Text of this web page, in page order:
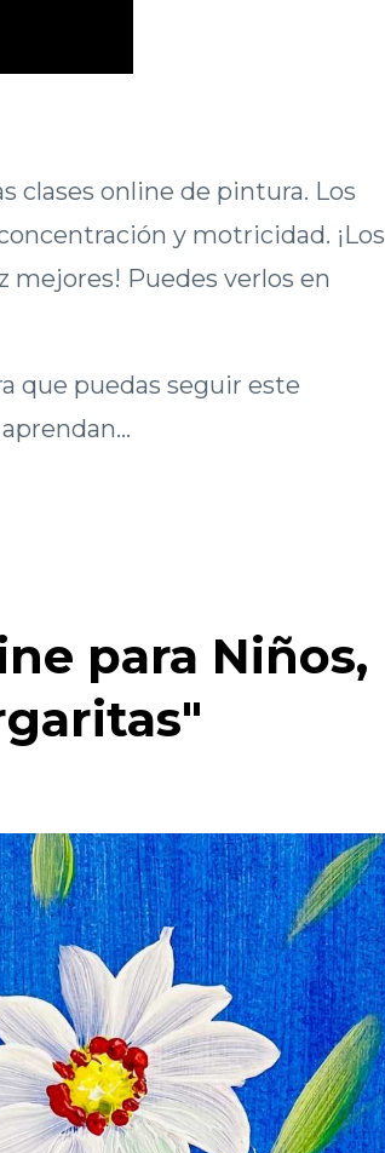
clases online de pintura. Los
y motricidad. ¡Los
mejores! Puedes verlos en
que puedas seguir este
para Niños,